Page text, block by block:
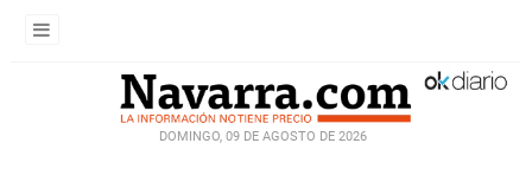
DOMINGO, 09 DE AGOSTO DE 2026